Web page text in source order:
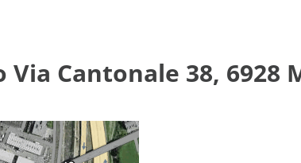
Cantonale 38, 6928